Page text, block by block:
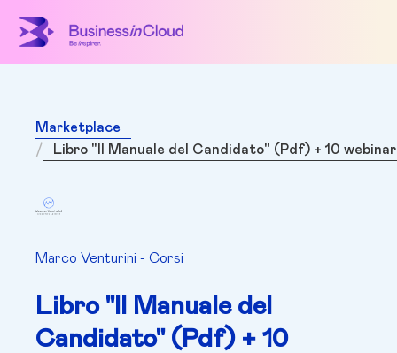
Marketplace
Libro "Il Manuale del Candidato" (Pdf) + 10 webinar
Marco Venturini - Corsi
Libro "Il Manuale del
Candidato" (Pdf) + 10